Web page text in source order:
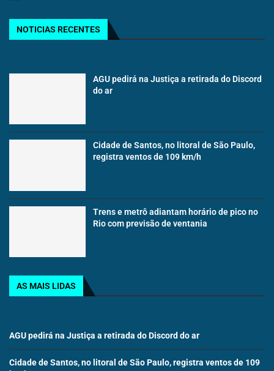
NOTICIAS RECENTES
AGU pedirá na Justiça a retirada do Discord
do ar
Cidade de Santos, no litoral de São Paulo,
registra ventos de 109 km/h
Trens e metrô adiantam horário de pico no
Rio com previsão de ventania
AS MAIS LIDAS
AGU pedirá na Justiça a retirada do Discord do ar
Cidade de Santos, no litoral de São Paulo, registra ventos de 109